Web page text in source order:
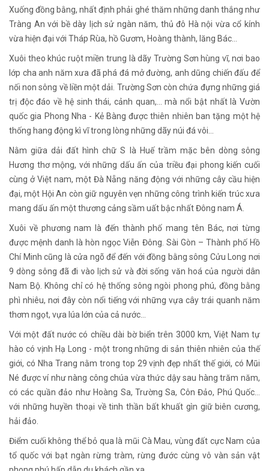
Xuống đồng bằng, nhất định phải ghé thăm những danh thắng như
Tràng An với bề dày lịch sử ngàn năm, thủ đô Hà nội vừa cổ kính
vừa hiện đại với Tháp Rùa, hồ Gươm, Hoàng thành, lăng Bác…
Xuôi theo khúc ruột miền trung là dãy Trường Sơn hùng vĩ, nơi bao
lớp cha anh năm xưa đã phá đá mở đường, anh dũng chiến đấu để
nối non sông về liền một dải. Trường Sơn còn chứa đựng những giá
trị độc đáo về hệ sinh thái, cảnh quan,… mà nổi bật nhất là Vườn
quốc gia Phong Nha - Kẻ Bàng được thiên nhiên ban tặng một hệ
thống hang động kì vĩ trong lòng những dãy núi đá vôi…
Nằm giữa dải đất hình chữ S là Huế trầm mặc bên dòng sông
Hương thơ mộng, với những dấu ấn của triều đại phong kiến cuối
cùng ở Việt nam, một Đà Nẵng năng động với những cây cầu hiện
đại, một Hội An còn giữ nguyên vẹn những công trình kiến trúc xưa
mang dấu ấn một thương cảng sầm uất bậc nhất Đông nam Á.
Xuôi về phương nam là đến thành phố mang tên Bác, nơi từng
được mệnh danh là hòn ngọc Viễn Đông. Sài Gòn – Thành phố Hồ
Chí Minh cũng là cửa ngõ để đến với đồng bằng sông Cửu Long nơi
9 dòng sông đã đi vào lịch sử và đời sống văn hoá của người dân
Nam Bộ. Không chỉ có hệ thống sông ngòi phong phú, đồng bằng
phì nhiêu, nơi đây còn nổi tiếng với những vựa cây trái quanh năm
thơm ngọt, vựa lúa lớn của cả nước…
Với một đất nước có chiều dài bờ biển trên 3000 km, Việt Nam tự
hào có vịnh Hạ Long - một trong những di sản thiên nhiên của thế
giới, có Nha Trang nằm trong top 29 vịnh đẹp nhất thế giới, có Mũi
Né được ví như nàng công chúa vừa thức dậy sau hàng trăm năm,
có các quần đảo như Hoàng Sa, Trường Sa, Côn Đảo, Phú Quốc…
với những huyền thoại về tinh thần bất khuất gìn giữ biên cương,
hải đảo.
Điểm cuối không thể bỏ qua là mũi Cà Mau, vùng đất cực Nam của
tổ quốc với bạt ngàn rừng tràm, rừng đước cùng vô vàn sản vật